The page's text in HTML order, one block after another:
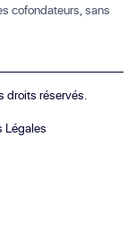
cofondateurs, sans
droits réservés.
Légales